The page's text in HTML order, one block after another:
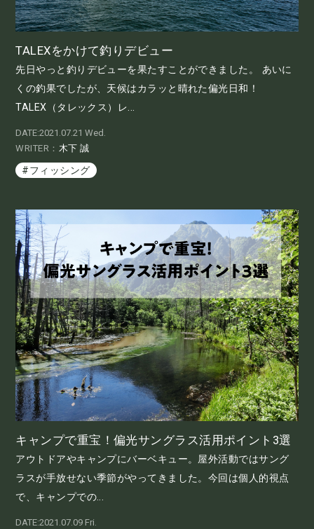
TALEXをかけて釣りデビュー
先日やっと釣りデビューを果たすことができました。 あいに
くの釣果でしたが、天候はカラッと晴れた偏光日和！
TALEX（タレックス）レ...
DATE:2021.07.21 Wed.
WRITER： 木下 誠
#フィッシング
キャンプで重宝！偏光サングラス活用ポイント3選
アウトドアやキャンプにバーベキュー。屋外活動ではサング
ラスが手放せない季節がやってきました。今回は個人的視点
で、キャンプでの...
DATE:2021.07.09 Fri.